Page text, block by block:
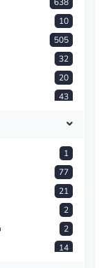
10
505
32
20
43
1
77
21
2
2
14